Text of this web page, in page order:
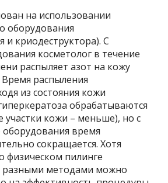
на использовании
оборудования
и криодеструктора). С
косметолог в течение
распыляет азот на кожу
распыления
из состояния кожи
обрабатываются
кожи – меньше), но с
время
сокращается. Хотя
физическом пилинге
разными методами можно